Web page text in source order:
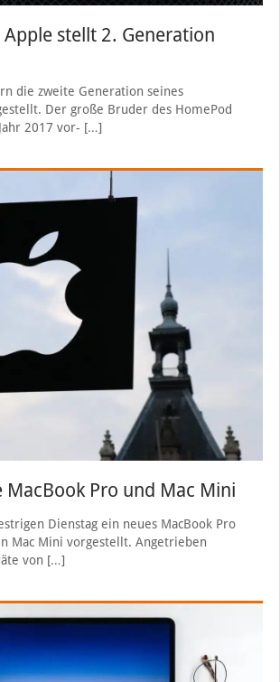
stellt 2. Generation
die zweite Generation seines
Der große Bruder des HomePod
2017 vor- […]
MacBook Pro und Mac Mini
Dienstag ein neues MacBook Pro
Mac Mini vorgestellt. Angetrieben
von […]